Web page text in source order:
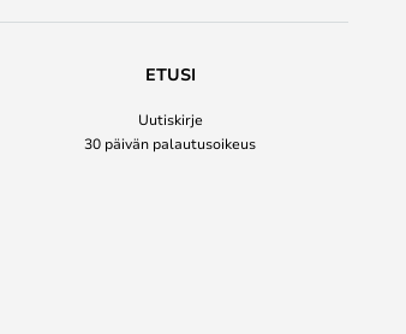
ETUSI
Uutiskirje
30 päivän palautusoikeus